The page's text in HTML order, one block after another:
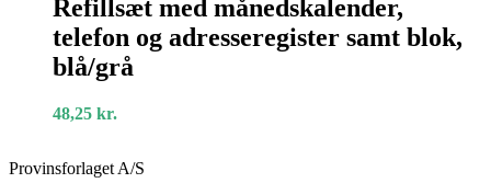
månedskalender,
telefon
og
adresseregister
blok,
Refillsæt med månedskalender,
telefon og adresseregister samt blok,
blå/grå
48,25 kr.
Provinsforlaget A/S